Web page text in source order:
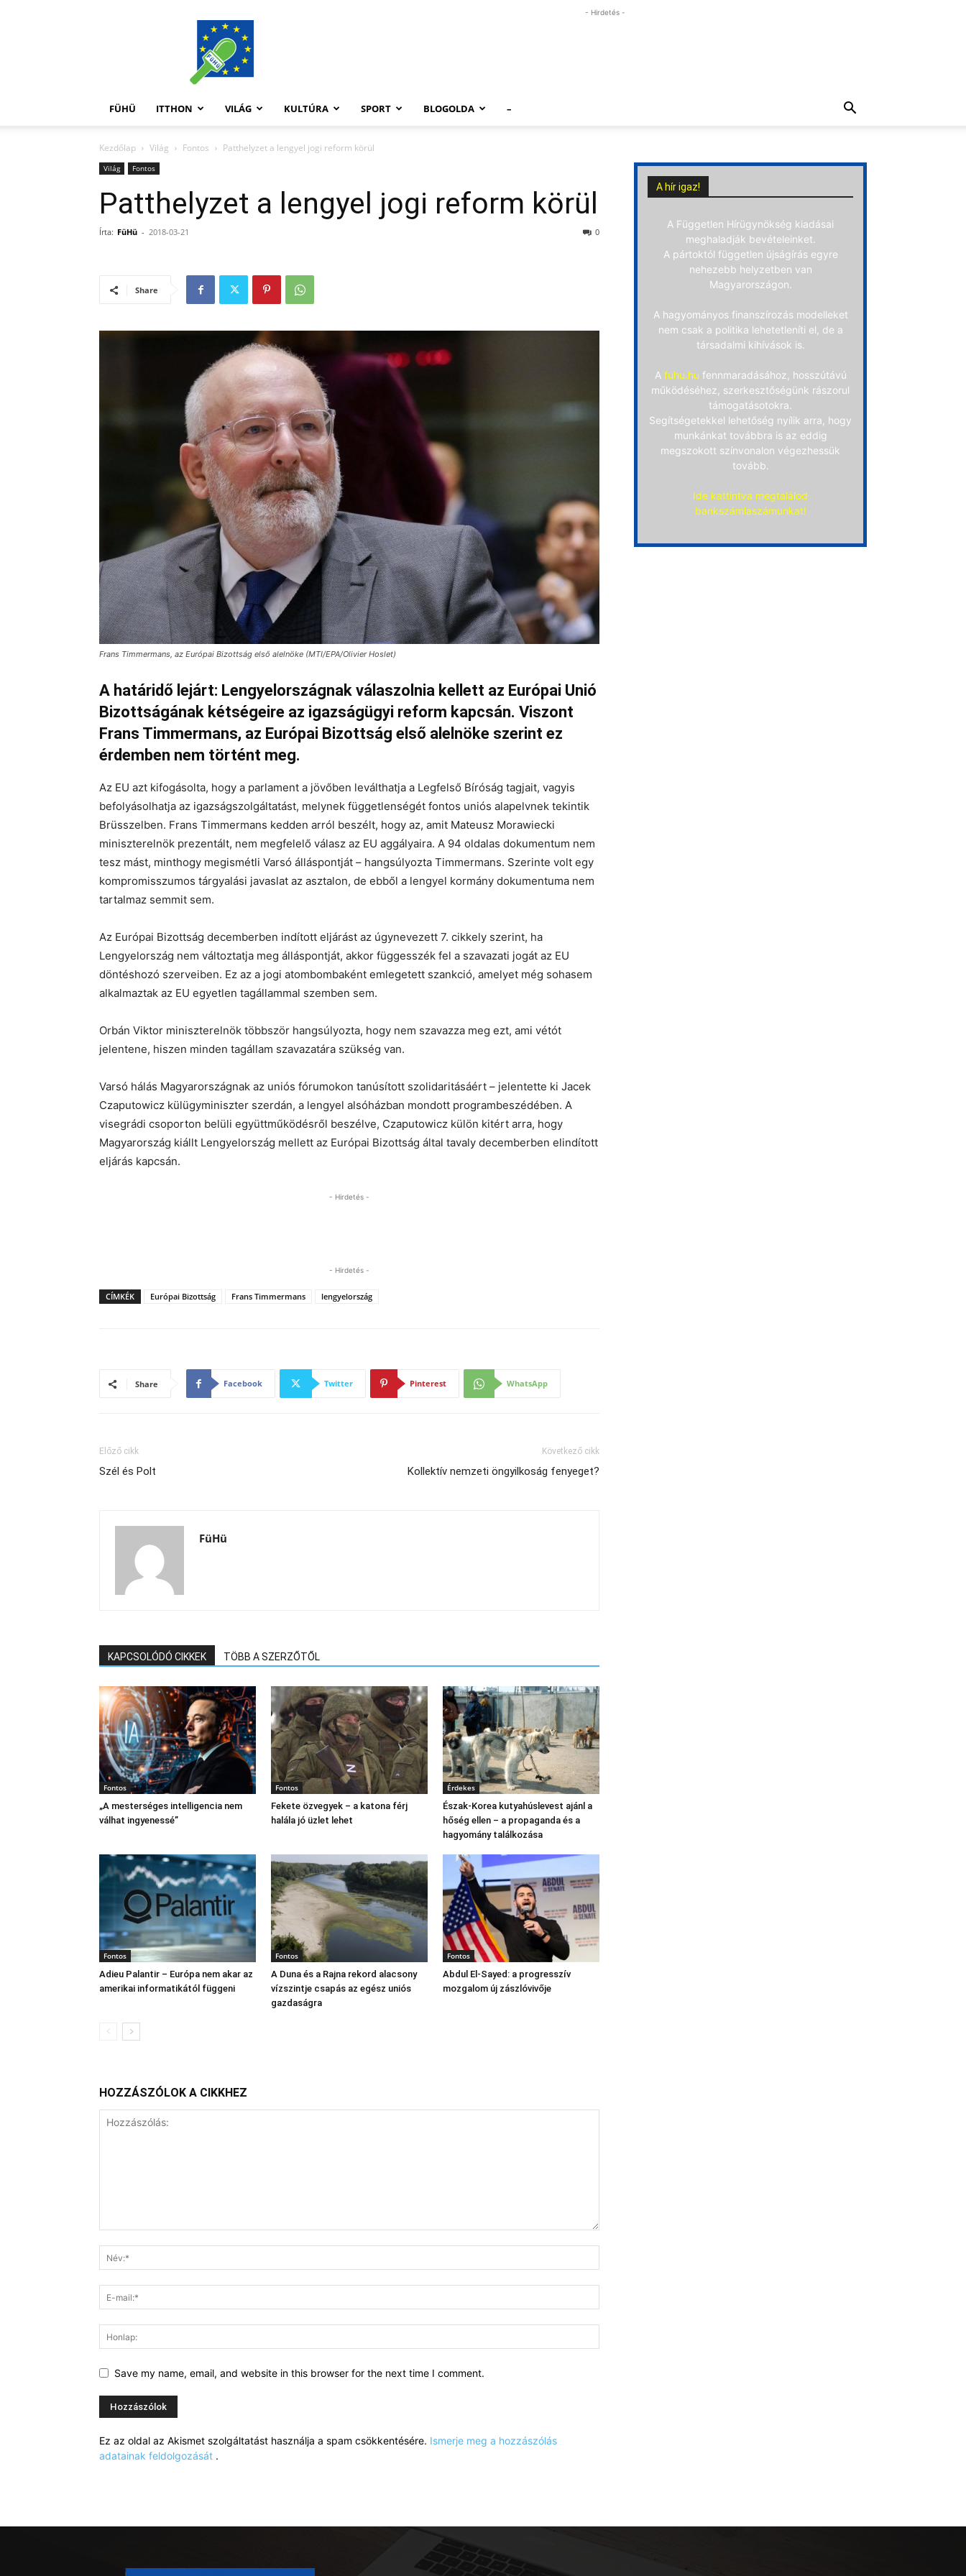
FüHü
- Hirdetés -
FÜHÜ ITTHON VILÁG KULTÚRA SPORT BLOGOLDA –
Kezdőlap Világ Fontos Patthelyzet a lengyel jogi reform körül
Világ Fontos
Patthelyzet a lengyel jogi reform körül
Írta: FüHü - 2018-03-21 0
Share
Frans Timmermans, az Európai Bizottság első alelnöke (MTI/EPA/Olivier Hoslet)
A határidő lejárt: Lengyelországnak válaszolnia kellett az Európai Unió
Bizottságának kétségeire az igazságügyi reform kapcsán. Viszont
Frans Timmermans, az Európai Bizottság első alelnöke szerint ez
érdemben nem történt meg.
Az EU azt kifogásolta, hogy a parlament a jövőben leválthatja a Legfelső Bíróság tagjait, vagyis
befolyásolhatja az igazságszolgáltatást, melynek függetlenségét fontos uniós alapelvnek tekintik
Brüsszelben. Frans Timmermans kedden arról beszélt, hogy az, amit Mateusz Morawiecki
miniszterelnök prezentált, nem megfelelő válasz az EU aggályaira. A 94 oldalas dokumentum nem
tesz mást, minthogy megismétli Varsó álláspontját – hangsúlyozta Timmermans. Szerinte volt egy
kompromisszumos tárgyalási javaslat az asztalon, de ebből a lengyel kormány dokumentuma nem
tartalmaz semmit sem.
Az Európai Bizottság decemberben indított eljárást az úgynevezett 7. cikkely szerint, ha
Lengyelország nem változtatja meg álláspontját, akkor függesszék fel a szavazati jogát az EU
döntéshozó szerveiben. Ez az a jogi atombombaként emlegetett szankció, amelyet még sohasem
alkalmaztak az EU egyetlen tagállammal szemben sem.
Orbán Viktor miniszterelnök többször hangsúlyozta, hogy nem szavazza meg ezt, ami vétót
jelentene, hiszen minden tagállam szavazatára szükség van.
Varsó hálás Magyarországnak az uniós fórumokon tanúsított szolidaritásáért – jelentette ki Jacek
Czaputowicz külügyminiszter szerdán, a lengyel alsóházban mondott programbeszédében. A
visegrádi csoporton belüli együttműködésről beszélve, Czaputowicz külön kitért arra, hogy
Magyarország kiállt Lengyelország mellett az Európai Bizottság által tavaly decemberben elindított
eljárás kapcsán.
- Hirdetés -
- Hirdetés -
CÍMKÉK Európai Bizottság Frans Timmermans lengyelország
Share Facebook Twitter Pinterest WhatsApp
Előző cikk
Szél és Polt
Következő cikk
Kollektív nemzeti öngyilkoság fenyeget?
FüHü
KAPCSOLÓDÓ CIKKEK TÖBB A SZERZŐTŐL
Fontos
„A mesterséges intelligencia nem
válhat ingyenessé”
Fontos
Fekete özvegyek – a katona férj
halála jó üzlet lehet
Érdekes
Észak‑Korea kutyahúslevest ajánl a
hőség ellen – a propaganda és a
hagyomány találkozása
Fontos
Adieu Palantir – Európa nem akar az
amerikai informatikától függeni
Fontos
A Duna és a Rajna rekord alacsony
vízszintje csapás az egész uniós
gazdaságra
Fontos
Abdul El‑Sayed: a progresszív
mozgalom új zászlóvivője
HOZZÁSZÓLOK A CIKKHEZ
Save my name, email, and website in this browser for the next time I comment.
Ez az oldal az Akismet szolgáltatást használja a spam csökkentésére. Ismerje meg a hozzászólás
adatainak feldolgozását .
A hír igaz!
A Független Hírügynökség kiadásai
meghaladják bevételeinket.
A pártoktól független újságírás egyre
nehezebb helyzetben van
Magyarországon.
A hagyományos finanszírozás modelleket
nem csak a politika lehetetleníti el, de a
társadalmi kihívások is.
A fuhu.hu fennmaradásához, hosszútávú
működéséhez, szerkesztőségünk rászorul
támogatásotokra.
Segítségetekkel lehetőség nyílik arra, hogy
munkánkat továbbra is az eddig
megszokott színvonalon végezhessük
tovább.
Ide kattintva megtalálod
bankszámlaszámunkat!